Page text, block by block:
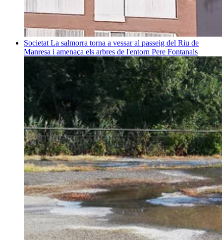
Societat La salmorra torna a vessar al passeig del Riu de
Manresa i amenaça els arbres de l'entorn Pere Fontanals